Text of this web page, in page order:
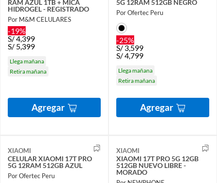
RAM AZUL 1TB + MICA
HIDROGEL - REGISTRADO
Por M&M CELULARES
-19%
S/4,399
S/ 5,399
Llega mañana
Retira mañana
Agregar
5G 12RAM 512GB NEGRO
Por Ofertec Peru
-25%
S/3,599
S/4,799
Llega mañana
Retira mañana
Agregar
XIAOMI
CELULAR XIAOMI 17T PRO
5G 12RAM 512GB AZUL
Por Ofertec Peru
XIAOMI
XIAOMI 17T PRO 5G 12GB
512GB NUEVO LIBRE -
MORADO